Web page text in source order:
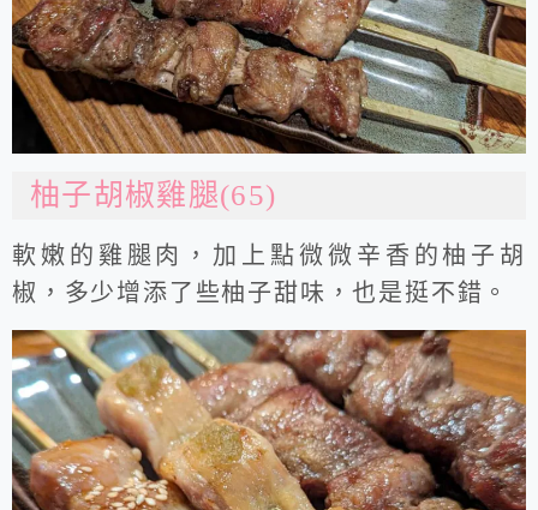
柚子胡椒雞腿(65)
軟嫩的雞腿肉，加上點微微辛香的柚子胡
椒，多少增添了些柚子甜味，也是挺不錯。